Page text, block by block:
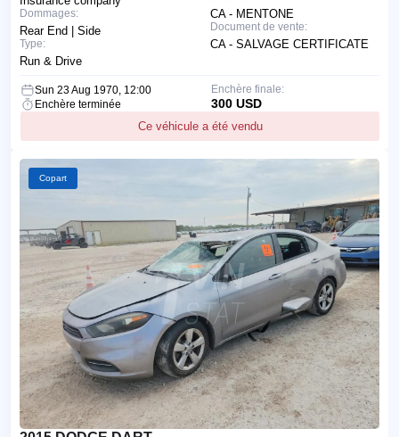
CA - MENTONE
Document de vente:
CA - SALVAGE CERTIFICATE
Dommages:
Rear End | Side
Type:
Run & Drive
Sun 23 Aug 1970, 12:00
Enchère terminée
Ce véhicule a été vendu
Enchère finale:
300 USD
Copart